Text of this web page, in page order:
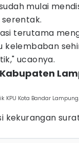
mulai
terutama
ucaonya.
Kota Bandar
kekurangan